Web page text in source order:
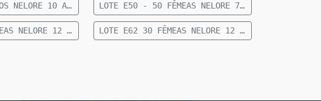
LOTE E41 - MACHOS NELORE 10 A 12 MESES 200 KG 55 KM DE CAMAPUÃ LOTE E50 - 50 FÊMEAS NELORE 7 A 8 MESES 172 KG 53 KM DE SÃO GABRIEL
LOTE E61 30 FÊMEAS NELORE 12 A 15 MESES 262 KG 17 KM DE CAMAPUÃ LOTE E62 30 FÊMEAS NELORE 12 A 15 MESES 289 KG 17 KM DE CAMAPUÃ